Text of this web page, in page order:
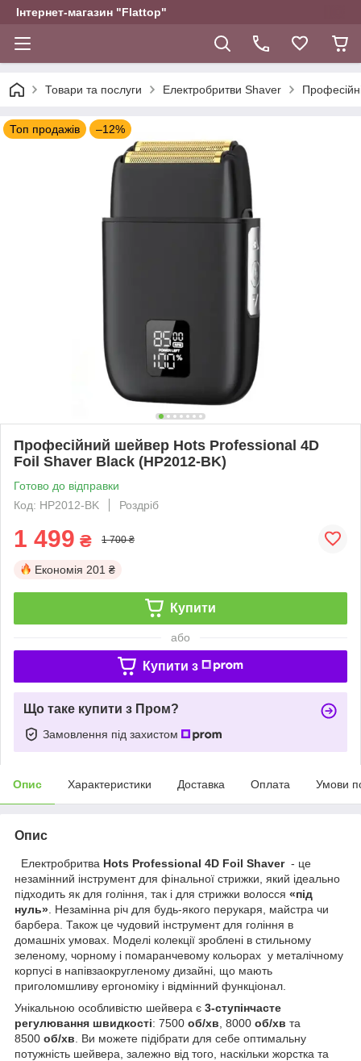
Інтернет-магазин "Flattop"
Товари та послуги Електробритви Shaver
Топ продажів –12%
Професійний шейвер Hots Professional 4D
Foil Shaver Black (HP2012-BK)
Готово до відправки
Код: HP2012-BK
Роздріб
1 499 ₴ 1 700 ₴
Економія 201 ₴
Купити
або
Купити з
Що таке купити з Пром?
Замовлення під захистом
Опис Характеристики Доставка Оплата Умови
Опис
Електробритва Hots Professional 4D Foil Shaver - це
незамінний інструмент для фінальної стрижки, який ідеально
підходить як для гоління, так і для стрижки волосся «під
нуль» . Незамінна річ для будь-якого перукаря, майстра чи
барбера. Також це чудовий інструмент для гоління в
домашніх умовах. Моделі колекції зроблені в стильному
зеленому, чорному і помаранчевому кольорах у металічному
корпусі в напівзаокругленому дизайні, що мають
приголомшливу ергономіку і відмінний функціонал.
Унікальною особливістю шейвера є 3-ступінчасте
регулювання швидкості: 7500 об/хв , 8000 об/хв та
8500 об/хв . Ви можете підібрати для себе оптимальну
потужність шейвера, залежно від того, наскільки жорстка та